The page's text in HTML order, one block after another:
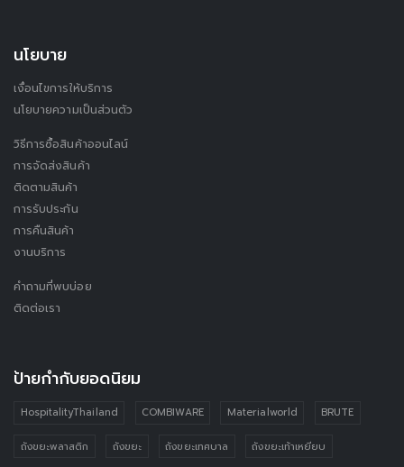
นโยบาย
เงื่อนไขการให้บริการ
นโยบายความเป็นส่วนตัว
วิธีการซื้อสินค้าออนไลน์
การจัดส่งสินค้า
ติดตามสินค้า
การรับประกัน
การคืนสินค้า
งานบริการ
คำถามที่พบบ่อย
ติดต่อเรา
ป้ายกำกับยอดนิยม
HospitalityThailand COMBIWARE Materialworld BRUTE
ถังขยะพลาสติก ถังขยะ ถังขยะเทศบาล ถังขยะเท้าเหยียบ